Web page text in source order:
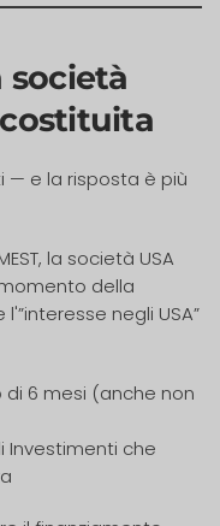
società
— e la risposta è più
la società USA
della
negli USA”
6 mesi (anche non
Investimenti che